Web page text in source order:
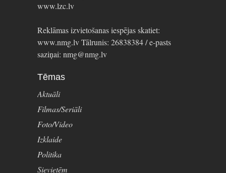
www.lzc.lv
Reklāmas izvietošanas iespējas skatiet:
www.nmg.lv Tālrunis: 26838384 / e-pasts
saziņai: nmg@nmg.lv
Tēmas
Aktuāli
Filmas/Seriāli
Foto/Video
Izklaide
Politika
Sievietēm